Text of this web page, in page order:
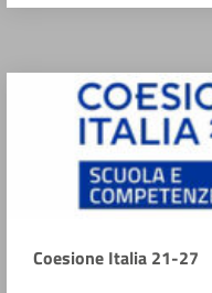
Coesione Italia 21-27